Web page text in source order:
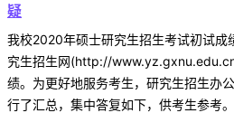
疑
我校2020年硕士研究生招生考试初试成
究生招生网(http://
绩。为更好地服务考生，研究生招生办
行了汇总，集中答复如下，供考生参考